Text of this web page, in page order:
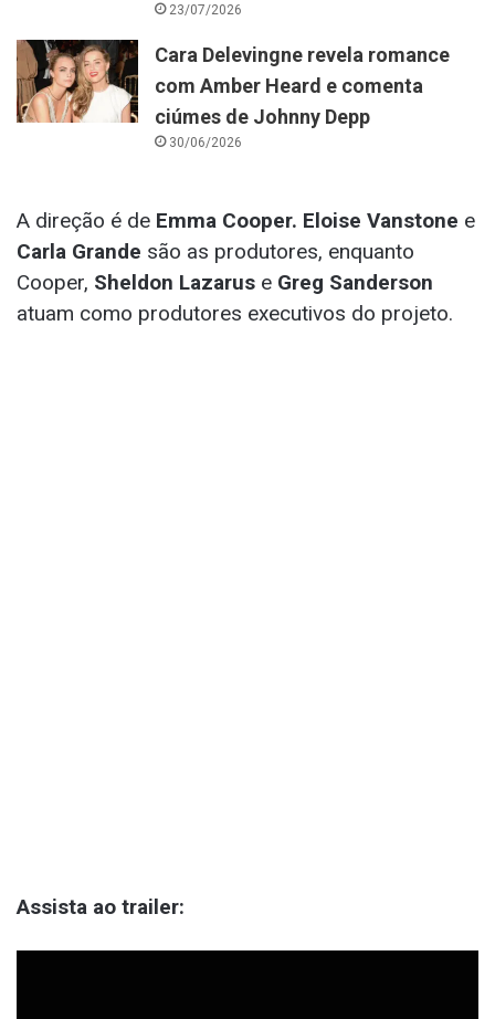
23/07/2026
Cara Delevingne revela romance
com Amber Heard e comenta
ciúmes de Johnny Depp
30/06/2026
A direção é de Emma Cooper. Eloise Vanstone e
Carla Grande são as produtores, enquanto
Cooper, Sheldon Lazarus e Greg Sanderson
atuam como produtores executivos do projeto.
Assista ao trailer: